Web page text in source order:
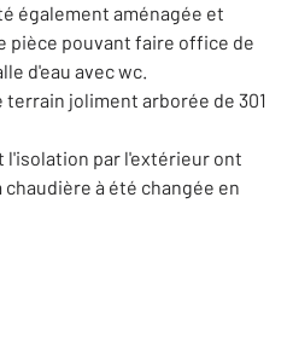
également aménagée et
pièce pouvant faire office de
d'eau avec wc.
joliment arborée de 301
l'isolation par l'extérieur ont
à été changée en